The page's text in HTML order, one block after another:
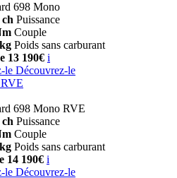
698 Mono
ch Puissance
Couple
Poids sans carburant
13 190€ i
le Découvrez-le
698 Mono RVE
ch Puissance
Couple
Poids sans carburant
14 190€ i
le Découvrez-le